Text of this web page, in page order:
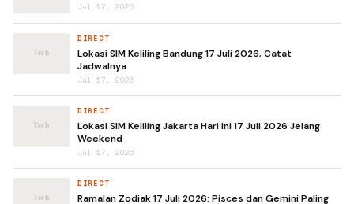
Jul 17, 2026
DIRECT
Lokasi SIM Keliling Bandung 17 Juli 2026, Catat
Jadwalnya
Jul 17, 2026
DIRECT
Lokasi SIM Keliling Jakarta Hari Ini 17 Juli 2026 Jelang
Weekend
Jul 17, 2026
DIRECT
Ramalan Zodiak 17 Juli 2026: Pisces dan Gemini Paling